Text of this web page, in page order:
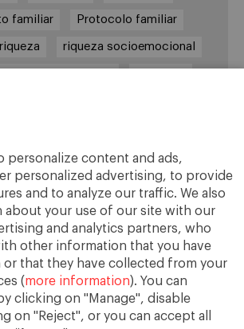
personalize content and ads,
personalized advertising, to provide
and to analyze our traffic. We also
about your use of our site with our
and analytics partners, who
other information that you have
that they have collected from your
(more information). You can
clicking on "Manage", disable
on "Reject", or you can accept all
familiar Protocolo familiar
riqueza riqueza socioemocional
Familiar